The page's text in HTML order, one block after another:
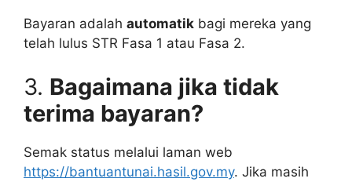
Bayaran adalah automatik bagi mereka yang
telah lulus STR Fasa 1 atau Fasa 2.
3. Bagaimana jika tidak
terima bayaran?
Semak status melalui laman web
https://bantuantunai.hasil.gov.my. Jika masih